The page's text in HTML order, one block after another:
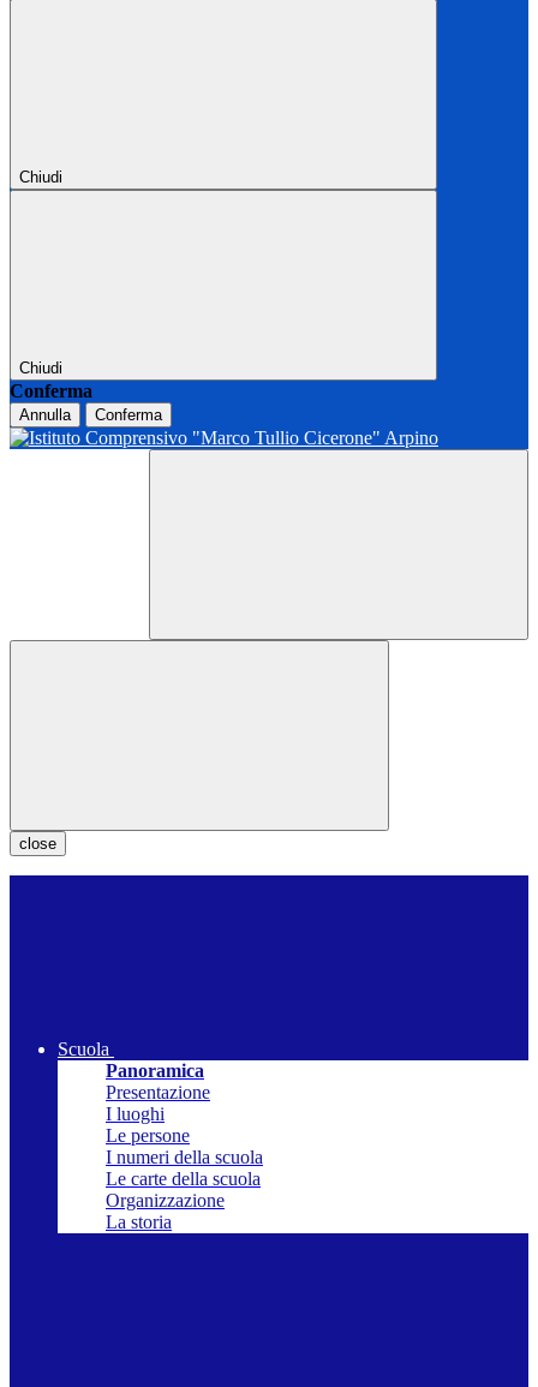
Chiudi
Chiudi
Conferma
Annulla Conferma
close
Scuola
Panoramica
Presentazione
I luoghi
Le persone
I numeri della scuola
Le carte della scuola
Organizzazione
La storia